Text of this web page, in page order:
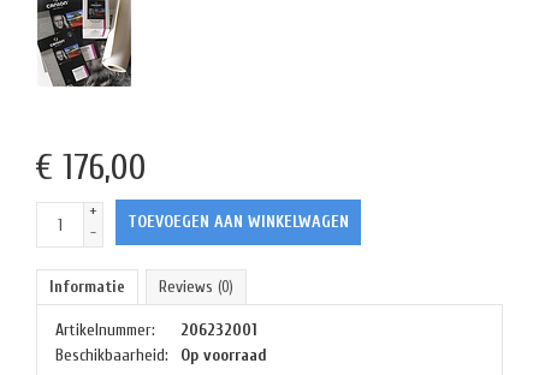
€ 176,00
+
-
TOEVOEGEN AAN WINKELWAGEN
Informatie Reviews (0)
Artikelnummer:
206232001
Beschikbaarheid:
Op voorraad